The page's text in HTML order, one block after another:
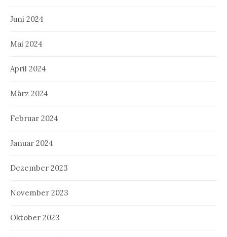
Juni 2024
Mai 2024
April 2024
März 2024
Februar 2024
Januar 2024
Dezember 2023
November 2023
Oktober 2023